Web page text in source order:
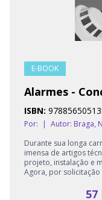
E-BOOK
Alarmes -
ISBN:
Por: | Autor: Braga,
Durante sua longa
imensa de artigos
projeto, instalação e
Agora, por
57